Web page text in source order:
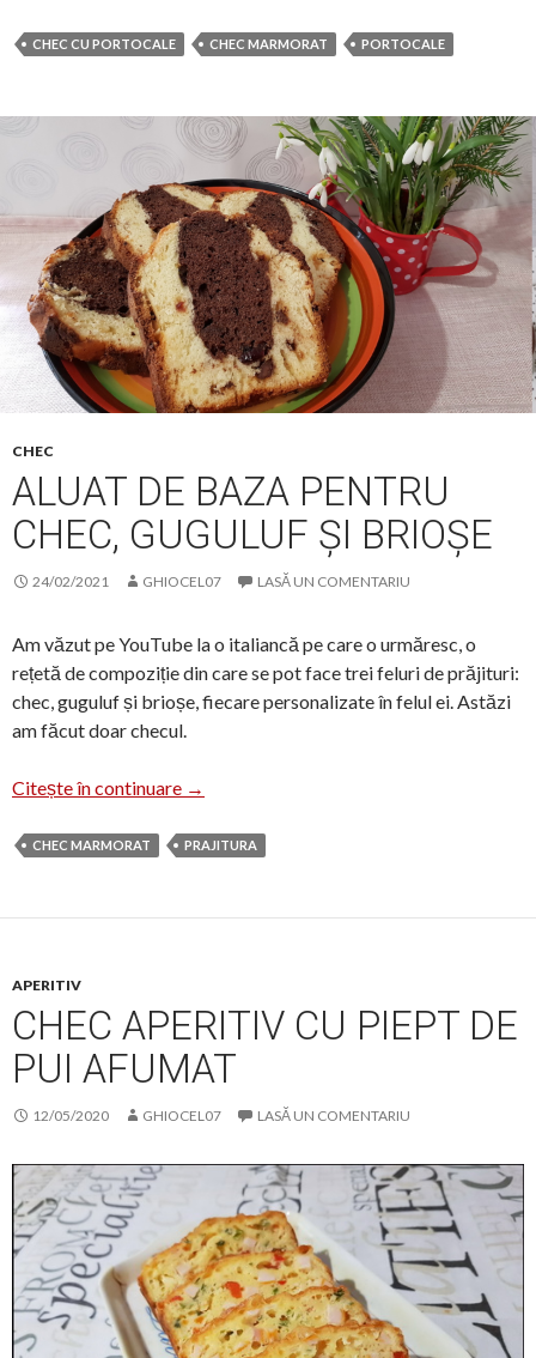
CHEC CU PORTOCALE CHEC MARMORAT PORTOCALE
CHEC
ALUAT DE BAZA PENTRU
CHEC, GUGULUF ȘI BRIOȘE
24/02/2021 GHIOCEL07 LASĂ UN COMENTARIU
Am văzut pe YouTube la o italiancă pe care o urmăresc, o
rețetă de compoziție din care se pot face trei feluri de prăjituri:
chec, guguluf și brioșe, fiecare personalizate în felul ei. Astăzi
am făcut doar checul.
Citește în continuare Aluat de baza pentru chec, guguluf și
→
CHEC MARMORAT PRAJITURA
APERITIV
CHEC APERITIV CU PIEPT DE
PUI AFUMAT
12/05/2020 GHIOCEL07 LASĂ UN COMENTARIU